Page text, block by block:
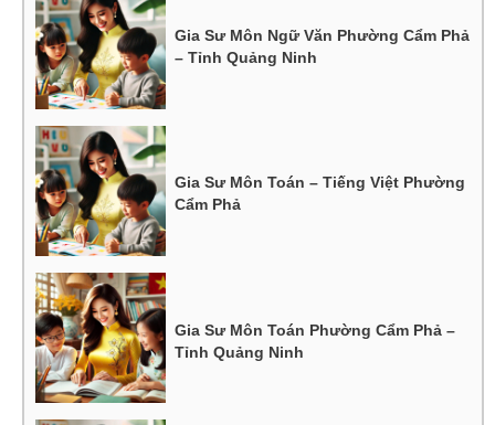
Gia Sư Môn Ngữ Văn Phường Cẩm Phả
– Tỉnh Quảng Ninh
Gia Sư Môn Toán – Tiếng Việt Phường
Cẩm Phả
Gia Sư Môn Toán Phường Cẩm Phả –
Tỉnh Quảng Ninh